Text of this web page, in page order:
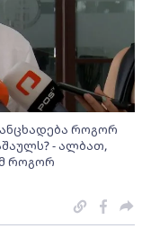
როგორ
- ალბათ,
როგორ